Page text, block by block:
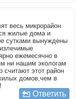
весь микрорайон
жилые дома и
сутками вынуждены
ежемесячно в
ни нашим экологам
этот район
домов,чем в
Ответить